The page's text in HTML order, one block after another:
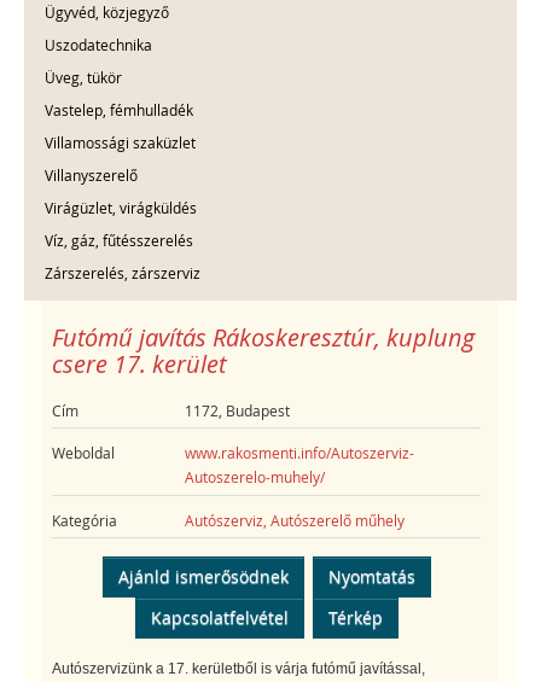
Ügyvéd, közjegyző
Uszodatechnika
Üveg, tükör
Vastelep, fémhulladék
Villamossági szaküzlet
Villanyszerelő
Virágüzlet, virágküldés
Víz, gáz, fűtésszerelés
Zárszerelés, zárszerviz
Futómű javítás Rákoskeresztúr, kuplung
csere 17. kerület
Cím 1172, Budapest
Weboldal
www.rakosmenti.info/Autoszerviz-
Autoszerelo-muhely/
Kategória Autószerviz, Autószerelő műhely
Ajánld ismerősödnek
Nyomtatás
Kapcsolatfelvétel
Térkép
Autószervizünk a 17. kerületből is várja futómű javítással,